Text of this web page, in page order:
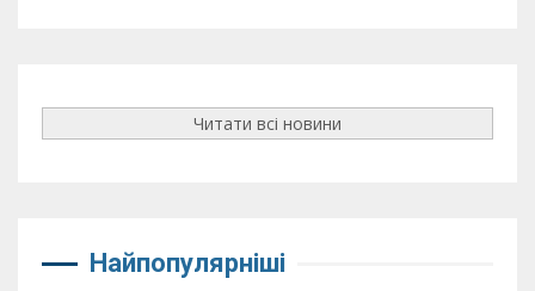
Читати всі новини
Найпопулярніші